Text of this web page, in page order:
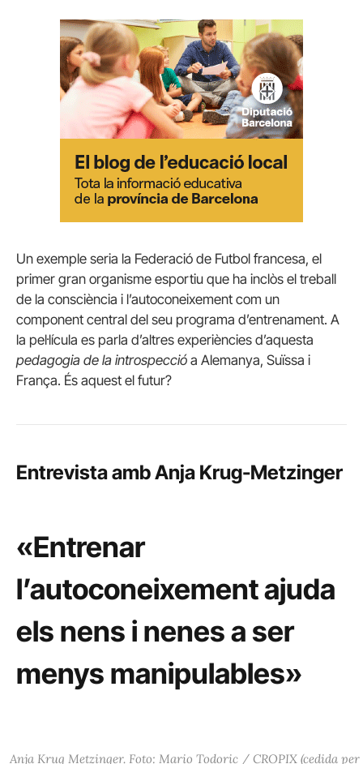
Un exemple seria la Federació de Futbol francesa, el
primer gran organisme esportiu que ha inclòs el treball
de la consciència i l’autoconeixement com un
component central del seu programa d’entrenament. A
la pel·lícula es parla d’altres experiències d’aquesta
pedagogia de la introspecció a Alemanya, Suïssa i
França. És aquest el futur?
Entrevista amb Anja Krug-Metzinger
«Entrenar
l’autoconeixement ajuda
els nens i nenes a ser
menys manipulables»
Anja Krug Metzinger. Foto: Mario Todoric / CROPIX (cedida per